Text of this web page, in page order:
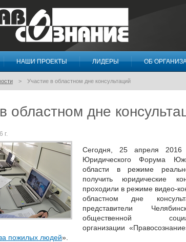
НАШИ ПРОЕКТЫ ЛИДЕРЫ ОБ
Участие в областном дне консультаций
областном дне
г.
Сегодня, 25 апреля
Юридического Форума
области в режиме
получить юридические
проходили в режиме видео-
областном дне
представители
общественной
организации
пожилых людей».